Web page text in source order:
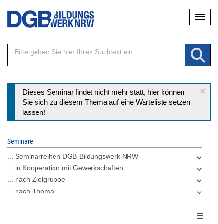
Direkt
Inhalt
×
Statusmeldung
Dieses Seminar findet nicht mehr statt, hier können
Sie sich zu diesem Thema auf eine Warteliste setzen
lassen!
Seminare
... Seminarreihen DGB-Bildungswerk NRW
... in Kooperation mit Gewerkschaften
... nach Zielgruppe
... nach Thema